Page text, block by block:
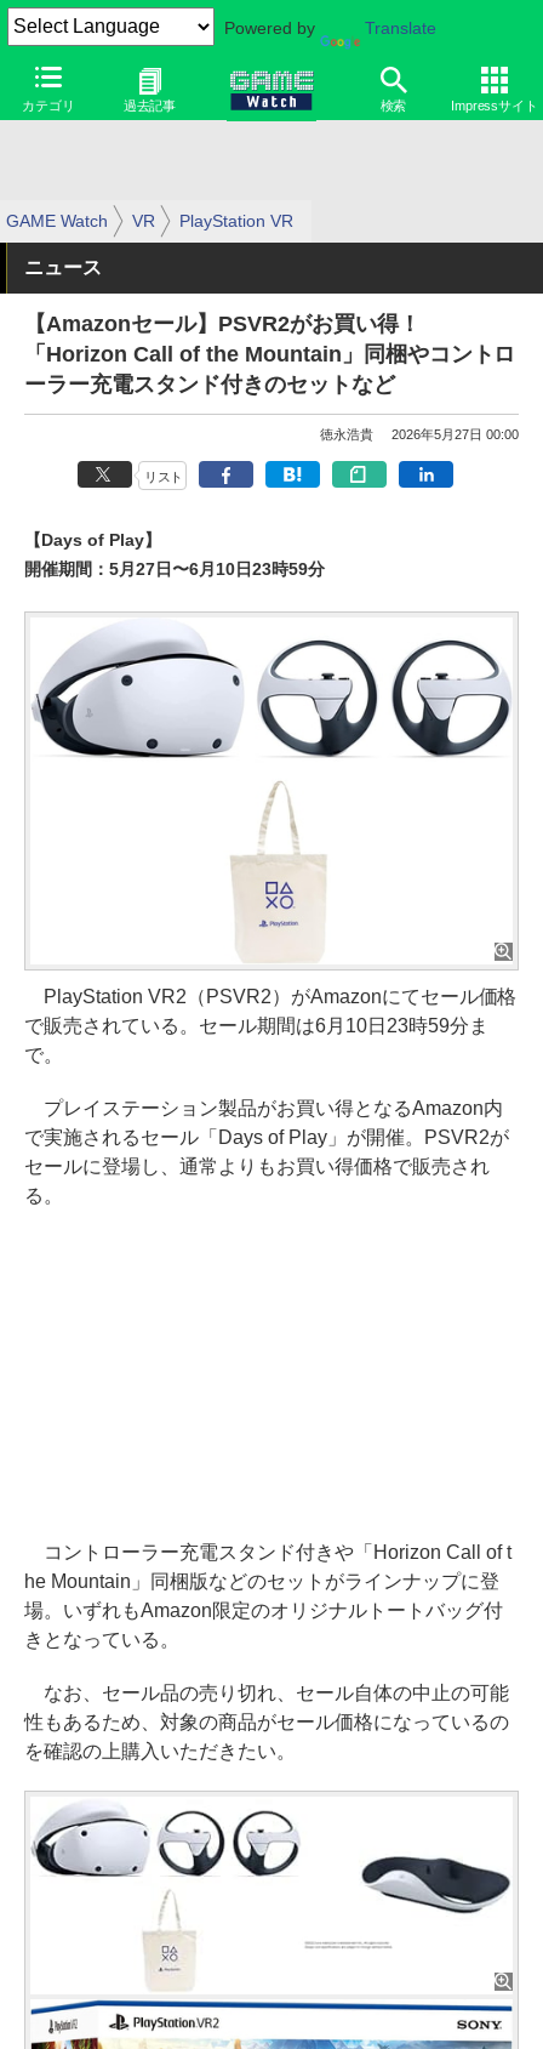
Powered by Translate
カテゴリ 過去記事 検索 Impressサイト
GAME Watch VR PlayStation VR
ニュース
【Amazonセール】PSVR2がお買い得！
「Horizon Call of the Mountain」同梱やコントロ
ーラー充電スタンド付きのセットなど
徳永浩貴 2026年5月27日 00:00
リスト
【Days of Play】
開催期間：5月27日〜6月10日23時59分
PlayStation VR2（PSVR2）がAmazonにてセール価格
で販売されている。セール期間は6月10日23時59分ま
で。
プレイステーション製品がお買い得となるAmazon内
で実施されるセール「Days of Play」が開催。PSVR2が
セールに登場し、通常よりもお買い得価格で販売され
る。
コントローラー充電スタンド付きや「Horizon Call of t
he Mountain」同梱版などのセットがラインナップに登
場。いずれもAmazon限定のオリジナルトートバッグ付
きとなっている。
なお、セール品の売り切れ、セール自体の中止の可能
性もあるため、対象の商品がセール価格になっているの
を確認の上購入いただきたい。